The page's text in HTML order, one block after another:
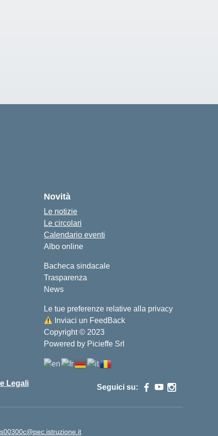
Novità
Le notizie
Le circolari
Calendario eventi
Albo online
Bacheca sindacale
Trasparenza
News
Le tue preferenze relative alla privacy
Inviaci un FeedBack
Copyright © 2023
Powered by Picieffe Srl
Legali Seguici su: